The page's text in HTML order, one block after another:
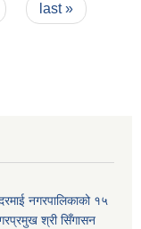
last »
नगरपालिकाको १५
श्री सिँगासन